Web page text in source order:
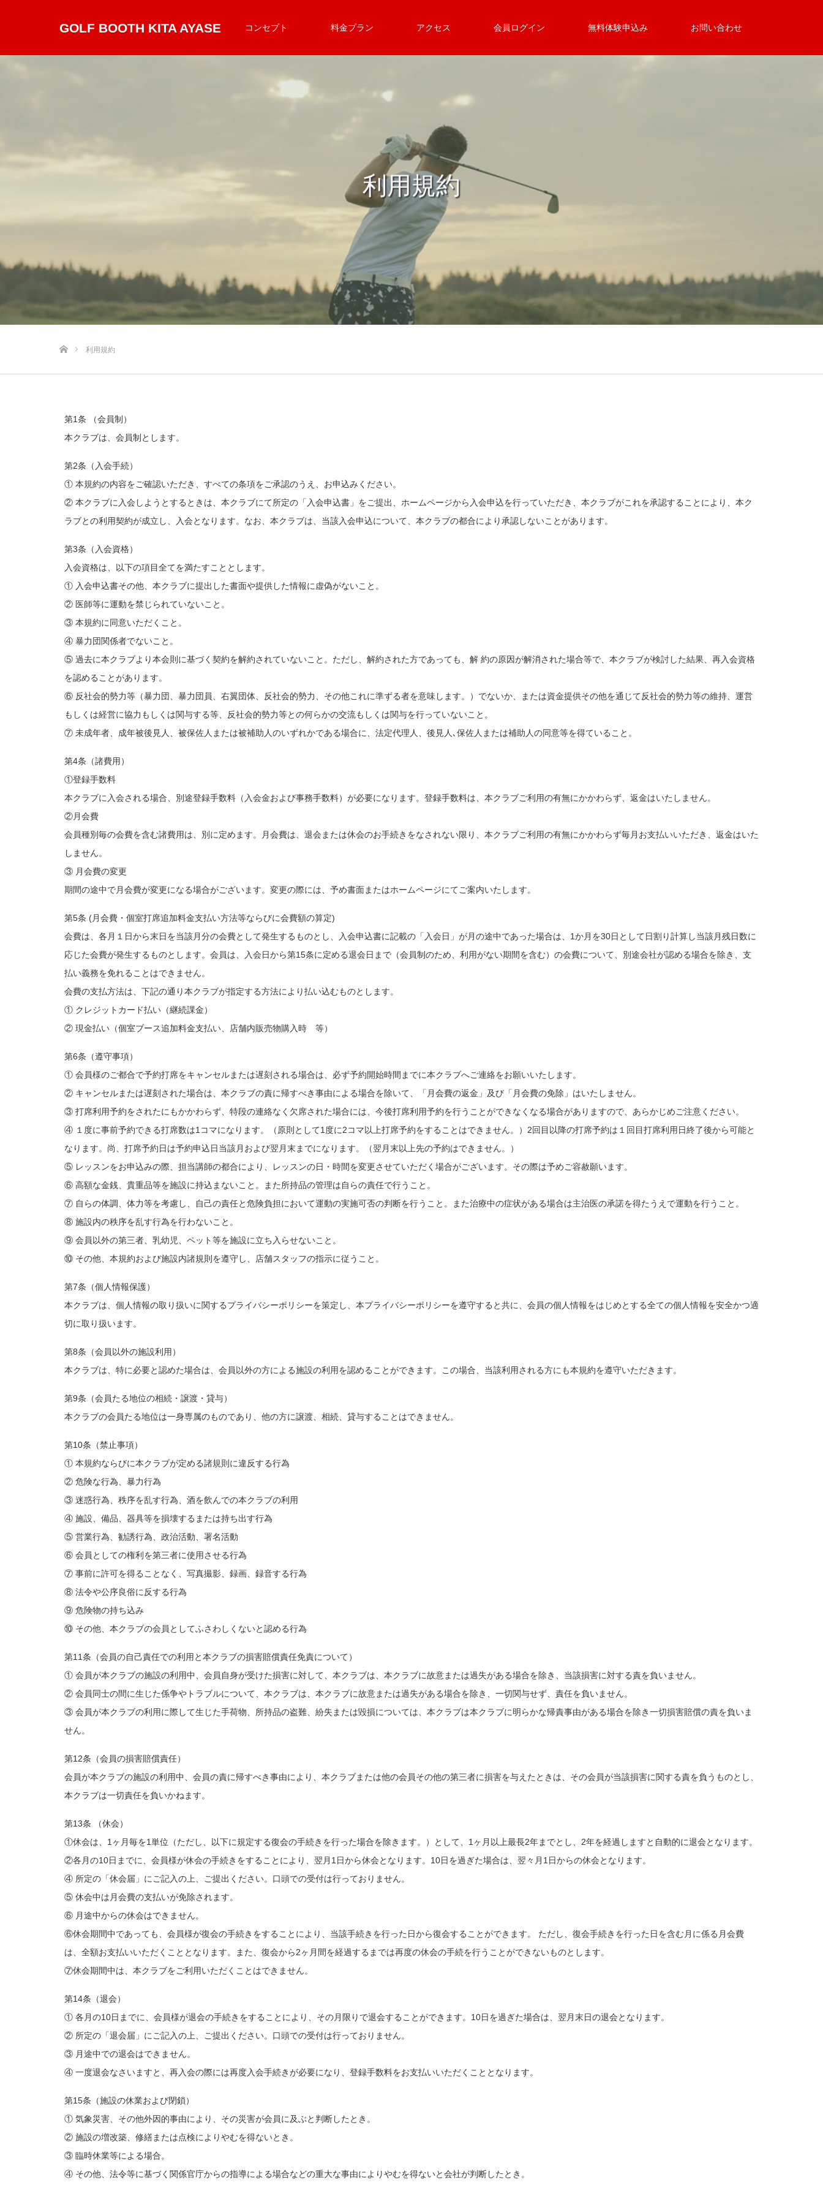
GOLF BOOTH KITA AYASE コンセプト 料金プラン アクセス 会員ログイン 無料体験申込み お問い合わせ
利用規約
利用規約
第1条 （会員制）
本クラブは、会員制とします。
第2条（入会手続）
① 本規約の内容をご確認いただき、すべての条項をご承認のうえ、お申込みください。
② 本クラブに入会しようとするときは、本クラブにて所定の「入会申込書」をご提出、ホームページから入会申込を行っていただき、本クラブがこれを承認することにより、本ク
ラブとの利用契約が成立し、入会となります。なお、本クラブは、当該入会申込について、本クラブの都合により承認しないことがあります。
第3条（入会資格）
入会資格は、以下の項目全てを満たすこととします。
① 入会申込書その他、本クラブに提出した書面や提供した情報に虚偽がないこと。
② 医師等に運動を禁じられていないこと。
③ 本規約に同意いただくこと。
④ 暴力団関係者でないこと。
⑤ 過去に本クラブより本会則に基づく契約を解約されていないこと。ただし、解約された方であっても、解 約の原因が解消された場合等で、本クラブが検討した結果、再入会資格
を認めることがあります。
⑥ 反社会的勢力等（暴力団、暴力団員、右翼団体、反社会的勢力、その他これに準ずる者を意味します。）でないか、または資金提供その他を通じて反社会的勢力等の維持、運営
もしくは経営に協力もしくは関与する等、反社会的勢力等との何らかの交流もしくは関与を行っていないこと。
⑦ 未成年者、成年被後見人、被保佐人または被補助人のいずれかである場合に、法定代理人、後見人､保佐人または補助人の同意等を得ていること。
第4条（諸費用）
①登録手数料
本クラブに入会される場合、別途登録手数料（入会金および事務手数料）が必要になります。登録手数料は、本クラブご利用の有無にかかわらず、返金はいたしません。
②月会費
会員種別毎の会費を含む諸費用は、別に定めます。月会費は、退会または休会のお手続きをなされない限り、本クラブご利用の有無にかかわらず毎月お支払いいただき、返金はいた
しません。
③ 月会費の変更
期間の途中で月会費が変更になる場合がございます。変更の際には、予め書面またはホームページにてご案内いたします。
第5条 (月会費・個室打席追加料金支払い方法等ならびに会費額の算定)
会費は、各月１日から末日を当該月分の会費として発生するものとし、入会申込書に記載の「入会日」が月の途中であった場合は、1か月を30日として日割り計算し当該月残日数に
応じた会費が発生するものとします。会員は、入会日から第15条に定める退会日まで（会員制のため、利用がない期間を含む）の会費について、別途会社が認める場合を除き、支
払い義務を免れることはできません。
会費の支払方法は、下記の通り本クラブが指定する方法により払い込むものとします。
① クレジットカード払い（継続課金）
② 現金払い（個室ブース追加料金支払い、店舗内販売物購入時 等）
第6条（遵守事項）
① 会員様のご都合で予約打席をキャンセルまたは遅刻される場合は、必ず予約開始時間までに本クラブへご連絡をお願いいたします。
② キャンセルまたは遅刻された場合は、本クラブの責に帰すべき事由による場合を除いて、「月会費の返金」及び「月会費の免除」はいたしません。
③ 打席利用予約をされたにもかかわらず、特段の連絡なく欠席された場合には、今後打席利用予約を行うことができなくなる場合がありますので、あらかじめご注意ください。
④ １度に事前予約できる打席数は1コマになります。（原則として1度に2コマ以上打席予約をすることはできません。）2回目以降の打席予約は１回目打席利用日終了後から可能と
なります。尚、打席予約日は予約申込日当該月および翌月末までになります。（翌月末以上先の予約はできません。）
⑤ レッスンをお申込みの際、担当講師の都合により、レッスンの日・時間を変更させていただく場合がございます。その際は予めご容赦願います。
⑥ 高額な金銭、貴重品等を施設に持込まないこと。また所持品の管理は自らの責任で行うこと。
⑦ 自らの体調、体力等を考慮し、自己の責任と危険負担において運動の実施可否の判断を行うこと。また治療中の症状がある場合は主治医の承諾を得たうえで運動を行うこと。
⑧ 施設内の秩序を乱す行為を行わないこと。
⑨ 会員以外の第三者、乳幼児、ペット等を施設に立ち入らせないこと。
⑩ その他、本規約および施設内諸規則を遵守し、店舗スタッフの指示に従うこと。
第7条（個人情報保護）
本クラブは、個人情報の取り扱いに関するプライバシーポリシーを策定し、本プライバシーポリシーを遵守すると共に、会員の個人情報をはじめとする全ての個人情報を安全かつ適
切に取り扱います。
第8条（会員以外の施設利用）
本クラブは、特に必要と認めた場合は、会員以外の方による施設の利用を認めることができます。この場合、当該利用される方にも本規約を遵守いただきます。
第9条（会員たる地位の相続・譲渡・貸与）
本クラブの会員たる地位は一身専属のものであり、他の方に譲渡、相続、貸与することはできません。
第10条（禁止事項）
① 本規約ならびに本クラブが定める諸規則に違反する行為
② 危険な行為、暴力行為
③ 迷惑行為、秩序を乱す行為、酒を飲んでの本クラブの利用
④ 施設、備品、器具等を損壊するまたは持ち出す行為
⑤ 営業行為、勧誘行為、政治活動、署名活動
⑥ 会員としての権利を第三者に使用させる行為
⑦ 事前に許可を得ることなく、写真撮影、録画、録音する行為
⑧ 法令や公序良俗に反する行為
⑨ 危険物の持ち込み
⑩ その他、本クラブの会員としてふさわしくないと認める行為
第11条（会員の自己責任での利用と本クラブの損害賠償責任免責について）
① 会員が本クラブの施設の利用中、会員自身が受けた損害に対して、本クラブは、本クラブに故意または過失がある場合を除き、当該損害に対する責を負いません。
② 会員同士の間に生じた係争やトラブルについて、本クラブは、本クラブに故意または過失がある場合を除き、一切関与せず、責任を負いません。
③ 会員が本クラブの利用に際して生じた手荷物、所持品の盗難、紛失または毀損については、本クラブは本クラブに明らかな帰責事由がある場合を除き一切損害賠償の責を負いま
せん。
第12条（会員の損害賠償責任）
会員が本クラブの施設の利用中、会員の責に帰すべき事由により、本クラブまたは他の会員その他の第三者に損害を与えたときは、その会員が当該損害に関する責を負うものとし、
本クラブは一切責任を負いかねます。
第13条 （休会）
①休会は、1ヶ月毎を1単位（ただし、以下に規定する復会の手続きを行った場合を除きます。）として、1ヶ月以上最長2年までとし、2年を経過しますと自動的に退会となります。
②各月の10日までに、会員様が休会の手続きをすることにより、翌月1日から休会となります。10日を過ぎた場合は、翌々月1日からの休会となります。
④ 所定の「休会届」にご記入の上、ご提出ください。口頭での受付は行っておりません。
⑤ 休会中は月会費の支払いが免除されます。
⑥ 月途中からの休会はできません。
⑥休会期間中であっても、会員様が復会の手続きをすることにより、当該手続きを行った日から復会することができます。 ただし、復会手続きを行った日を含む月に係る月会費
は、全額お支払いいただくこととなります。また、復会から2ヶ月間を経過するまでは再度の休会の手続を行うことができないものとします。
⑦休会期間中は、本クラブをご利用いただくことはできません。
第14条（退会）
① 各月の10日までに、会員様が退会の手続きをすることにより、その月限りで退会することができます。10日を過ぎた場合は、翌月末日の退会となります。
② 所定の「退会届」にご記入の上、ご提出ください。口頭での受付は行っておりません。
③ 月途中での退会はできません。
④ 一度退会なさいますと、再入会の際には再度入会手続きが必要になり、登録手数料をお支払いいただくこととなります。
第15条（施設の休業および閉鎖）
① 気象災害、その他外因的事由により、その災害が会員に及ぶと判断したとき。
② 施設の増改築、修繕または点検によりやむを得ないとき。
③ 臨時休業等による場合。
④ その他、法令等に基づく関係官庁からの指導による場合などの重大な事由によりやむを得ないと会社が判断したとき。